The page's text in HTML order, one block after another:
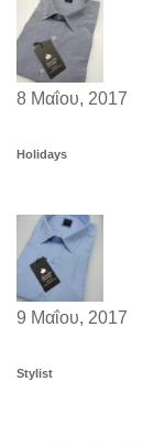
8 Μαΐου, 2017
Holidays
9 Μαΐου, 2017
Stylist